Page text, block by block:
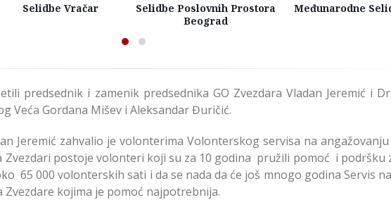
Selidbe Vračar
Selidbe Poslovnih Prostora
Beograd
Međunarodne
predsednik i zamenik predsednika GO Zvezdara Vladan Jeremić i
Veća Gordana Mišev i Aleksandar Đuričić.
Jeremić zahvalio je volonterima Volonterskog servisa na
Zvezdari postoje volonteri koji su za 10 godina pružili pomoć i podršku
65 000 volonterskih sati i da se nada da će još mnogo godina Servis
Zvezdare kojima je pomoć najpotrebnija.